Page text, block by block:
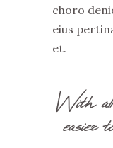
choro
eius
et.
With
easier